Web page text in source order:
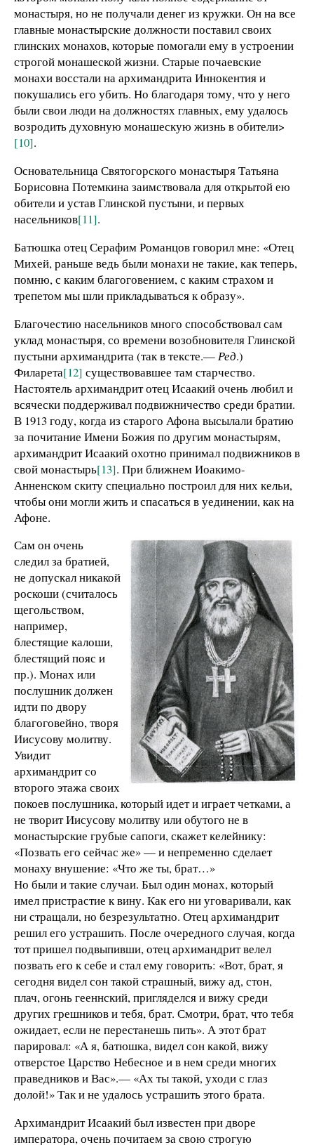
монастыря, но не получали денег из кружки. Он на все
главные монастырские должности поставил своих
глинских монахов, которые помогали ему в устроении
строгой монашеской жизни. Старые почаевские
монахи восстали на архимандрита Иннокентия и
покушались его убить. Но благодаря тому, что у него
были свои люди на должностях главных, ему удалось
возродить духовную монашескую жизнь в обители>
[10].
Основательница Святогорского монастыря Татьяна
Борисовна Потемкина заимствовала для открытой ею
обители и устав Глинской пустыни, и первых
насельников[11].
Батюшка отец Серафим Романцов говорил мне: «Отец
Михей, раньше ведь были монахи не такие, как теперь,
помню, с каким благоговением, с каким страхом и
трепетом мы шли прикладываться к образу».
Благочестию насельников много способствовал сам
уклад монастыря, со времени возобновителя Глинской
пустыни архимандрита (так в тексте.— Ред.)
Филарета[12] существовавшее там старчество.
Настоятель архимандрит отец Исаакий очень любил и
всячески поддерживал подвижничество среди братии.
В 1913 году, когда из старого Афона высылали братию
за почитание Имени Божия по другим монастырям,
архимандрит Исаакий охотно принимал подвижников в
свой монастырь[13]. При ближнем Иоакимо-
Анненском скиту специально построил для них кельи,
чтобы они могли жить и спасаться в уединении, как на
Афоне.
Сам он очень
следил за братией,
не допускал никакой
роскоши (считалось
щегольством,
например,
блестящие калоши,
блестящий пояс и
пр.). Монах или
послушник должен
идти по двору
благоговейно, творя
Иисусову молитву.
Увидит
архимандрит со
второго этажа своих
покоев послушника, который идет и играет четками, а
не творит Иисусову молитву или обутого не в
монастырские грубые сапоги, скажет келейнику:
«Позвать его сейчас же» — и непременно сделает
монаху внушение: «Что же ты, брат…»
Но были и такие случаи. Был один монах, который
имел пристрастие к вину. Как его ни уговаривали, как
ни стращали, но безрезультатно. Отец архимандрит
решил его устрашить. После очередного случая, когда
тот пришел подвыпивши, отец архимандрит велел
позвать его к себе и стал ему говорить: «Вот, брат, я
сегодня видел сон такой страшный, вижу ад, стон,
плач, огонь гееннский, пригляделся и вижу среди
других грешников и тебя, брат. Смотри, брат, что тебя
ожидает, если не перестанешь пить». А этот брат
парировал: «А я, батюшка, видел сон какой, вижу
отверстое Царство Небесное и в нем среди многих
праведников и Вас».— «Ах ты такой, уходи с глаз
долой!» Так и не удалось устрашить этого брата.
Архимандрит Исаакий был известен при дворе
императора, очень почитаем за свою строгую